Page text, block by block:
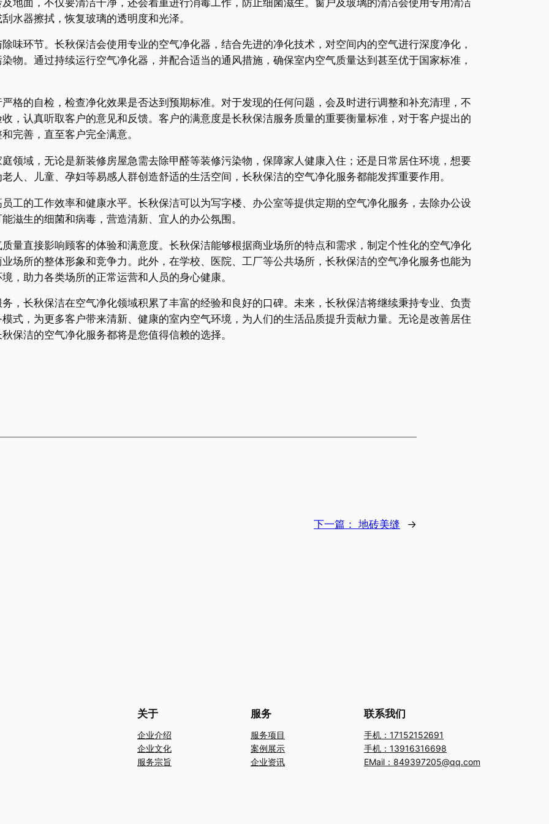
水器擦拭，恢复玻璃的透明度和光泽。
味环节。长秋保洁会使用专业的空气净化器，结合先进的净化技术，对空间内的空气进行深度净化，
物。通过持续运行空气净化器，并配合适当的通风措施，确保室内空气质量达到甚至优于国家标准，
格的自检，检查净化效果是否达到预期标准。对于发现的任何问题，会及时进行调整和补充清理，不
，认真听取客户的意见和反馈。客户的满意度是长秋保洁服务质量的重要衡量标准，对于客户提出的
完善，直至客户完全满意。
领域，无论是新装修房屋急需去除甲醛等装修污染物，保障家人健康入住；还是日常居住环境，想要
人、儿童、孕妇等易感人群创造舒适的生活空间，长秋保洁的空气净化服务都能发挥重要作用。
工的工作效率和健康水平。长秋保洁可以为写字楼、办公室等提供定期的空气净化服务，去除办公设
滋生的细菌和病毒，营造清新、宜人的办公氛围。
量直接影响顾客的体验和满意度。长秋保洁能够根据商业场所的特点和需求，制定个性化的空气净化
场所的整体形象和竞争力。此外，在学校、医院、工厂等公共场所，长秋保洁的空气净化服务也能为
，助力各类场所的正常运营和人员的身心健康。
，长秋保洁在空气净化领域积累了丰富的经验和良好的口碑。未来，长秋保洁将继续秉持专业、负责
式，为更多客户带来清新、健康的室内空气环境，为人们的生活品质提升贡献力量。无论是改善居住
保洁的空气净化服务都将是您值得信赖的选择。
下一篇： 地砖美缝 →
关于
企业介绍
企业文化
服务宗旨
服务
服务项目
案例展示
企业资讯
联系我们
手机：17152152691
手机：13916316698
EMail：849397205@qq.com